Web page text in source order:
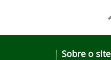
Sobre o site